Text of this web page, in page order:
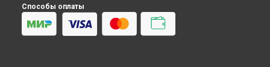
Способы оплаты